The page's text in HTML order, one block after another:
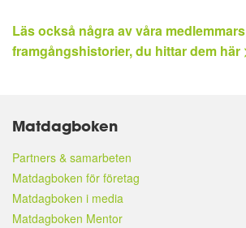
Läs också några av våra medlemmars
framgångshistorier, du hittar dem här
Matdagboken
Partners & samarbeten
Matdagboken för företag
Matdagboken i media
Matdagboken Mentor